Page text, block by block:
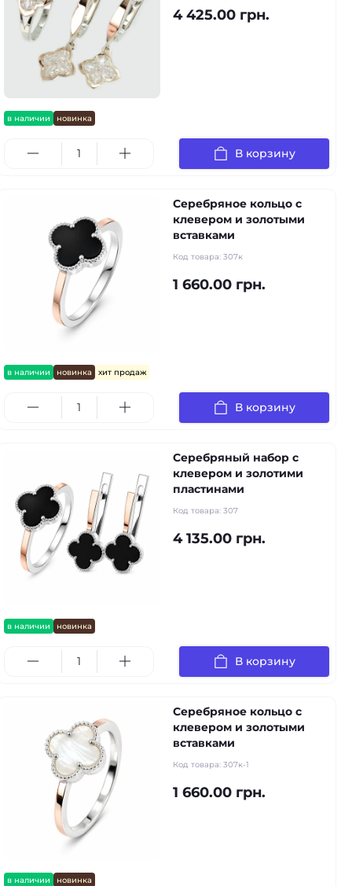
в наличии новинка
4 425.00 грн.
В корзину
в наличии новинка хит продаж
Серебряное кольцо с
клевером и золотыми
вставками
Код товара: 307к
1 660.00 грн.
В корзину
в наличии новинка
Серебряный набор с
клевером и золотими
пластинами
Код товара: 307
4 135.00 грн.
В корзину
в наличии новинка
Серебряное кольцо с
клевером и золотыми
вставками
Код товара: 307к-1
1 660.00 грн.